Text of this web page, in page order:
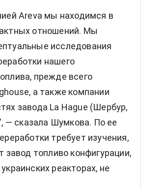
Areva мы находимся в
отношений. Мы
исследования
нашего
прежде всего
а также компании
завода La Hague (Шербур,
— сказала Шумкова. По ее
требует изучения,
завод топливо конфигурации,
реакторах, не